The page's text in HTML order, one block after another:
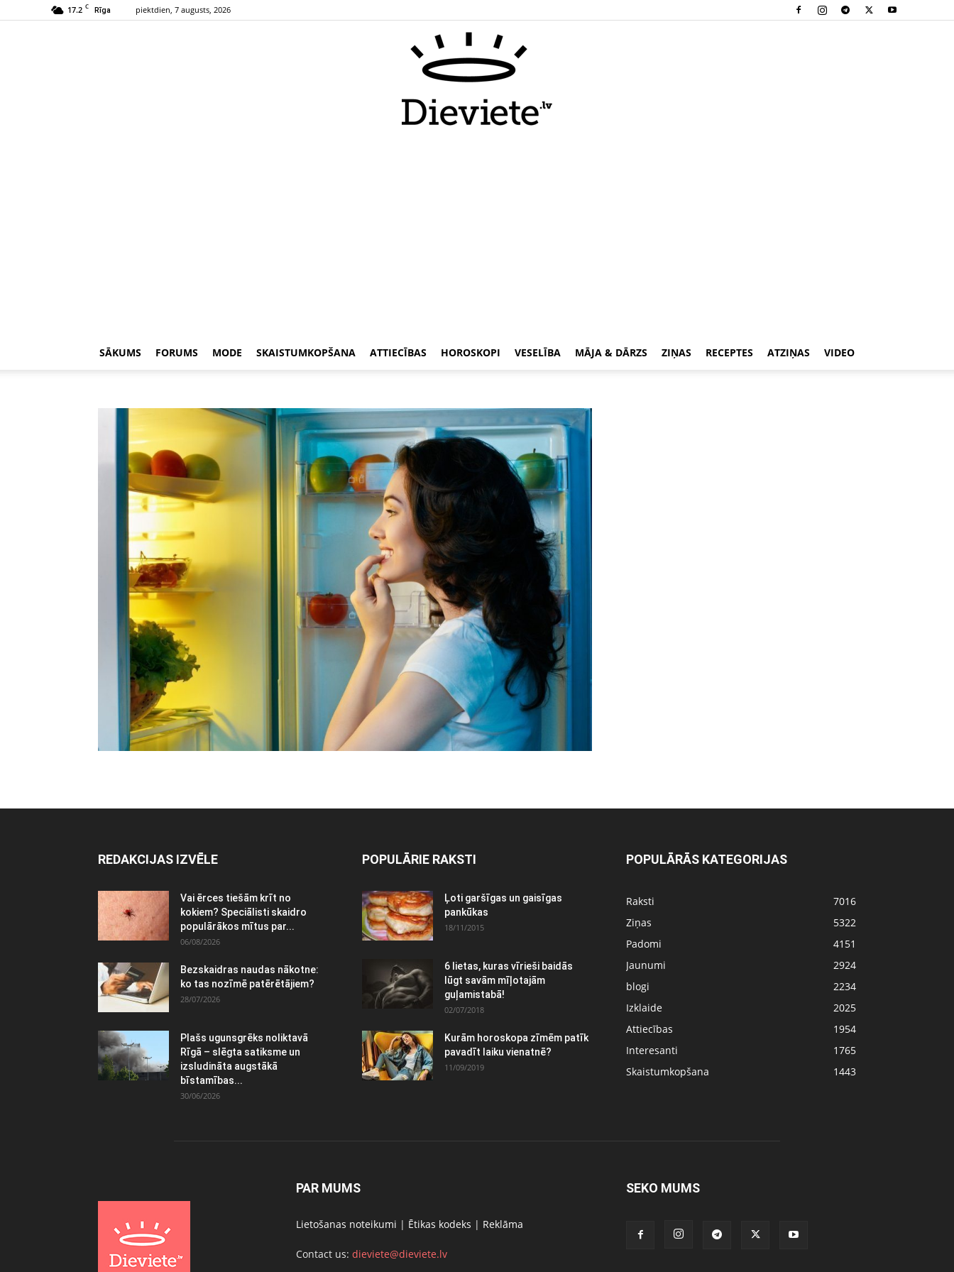
17.2 C Rīga piektdien, 7 augusts, 2026
SĀKUMS FORUMS MODE SKAISTUMKOPŠANA ATTIECĪBAS HOROSKOPI VESELĪBA MĀJA & DĀRZS ZIŅAS RECEPTES ATZIŅAS VIDEO
REDAKCIJAS IZVĒLE
Vai ērces tiešām krīt no
kokiem? Speciālisti skaidro
populārākos mītus par...
06/08/2026
Bezskaidras naudas nākotne:
ko tas nozīmē patērētājiem?
28/07/2026
Plašs ugunsgrēks noliktavā
Rīgā – slēgta satiksme un
izsludināta augstākā
bīstamības...
30/06/2026
POPULĀRIE RAKSTI
Ļoti garšīgas un gaisīgas
pankūkas
18/11/2015
6 lietas, kuras vīrieši baidās
lūgt savām mīļotajām
guļamistabā!
02/07/2018
Kurām horoskopa zīmēm patīk
pavadīt laiku vienatnē?
11/09/2019
POPULĀRĀS KATEGORIJAS
Raksti
7016
Ziņas
5322
Padomi
4151
Jaunumi
2924
blogi
2234
Izklaide
2025
Attiecības
1954
Interesanti
1765
Skaistumkopšana
1443
PAR MUMS
Lietošanas noteikumi | Ētikas kodeks | Reklāma
Contact us: dieviete@dieviete.lv
SEKO MUMS